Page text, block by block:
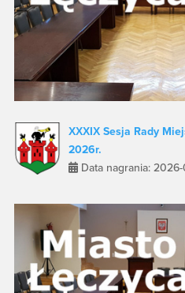
XXXIX Sesja Rady
2026r.
Data nagrania: